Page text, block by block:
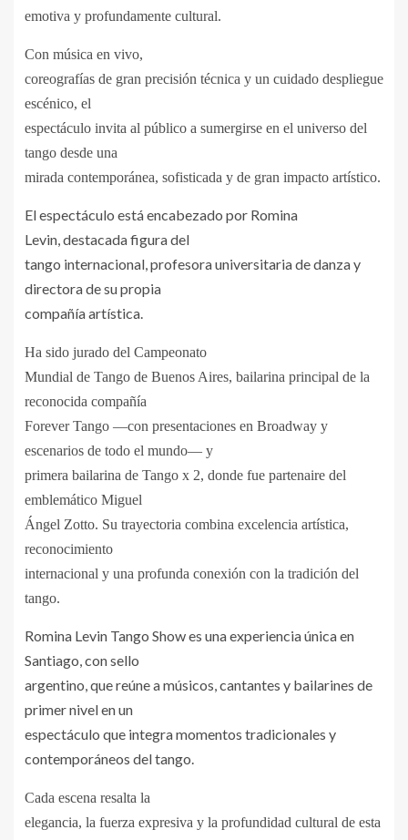
emotiva y profundamente cultural.
Con música en vivo,
coreografías de gran precisión técnica y un cuidado despliegue
escénico, el
espectáculo invita al público a sumergirse en el universo del
tango desde una
mirada contemporánea, sofisticada y de gran impacto artístico.
El espectáculo está encabezado por Romina
Levin, destacada figura del
tango internacional, profesora universitaria de danza y
directora de su propia
compañía artística.
Ha sido jurado del Campeonato
Mundial de Tango de Buenos Aires, bailarina principal de la
reconocida compañía
Forever Tango —con presentaciones en Broadway y
escenarios de todo el mundo— y
primera bailarina de Tango x 2, donde fue partenaire del
emblemático Miguel
Ángel Zotto. Su trayectoria combina excelencia artística,
reconocimiento
internacional y una profunda conexión con la tradición del
tango.
Romina Levin Tango Show es una experiencia única en
Santiago, con sello
argentino, que reúne a músicos, cantantes y bailarines de
primer nivel en un
espectáculo que integra momentos tradicionales y
contemporáneos del tango.
Cada escena resalta la
elegancia, la fuerza expresiva y la profundidad cultural de esta